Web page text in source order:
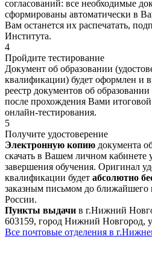
согласований: все необходимые
сформированы автоматически в
Вам останется их распечатать,
Института.
4
Пройдите тестирование
Документ об образовании
квалификации) будет оформлен и
реестр документов об образовании
после прохождения Вами
онлайн-тестирования.
5
Получите удостоверение
Электронную копию документа
скачать в Вашем личном кабинете
завершения обучения. Оригинал
квалификации будет абсолютно
заказным письмом до
России.
Пункты выдачи в г.Нижний
603159, город Нижний Новгород,
Все почтовые отделения в